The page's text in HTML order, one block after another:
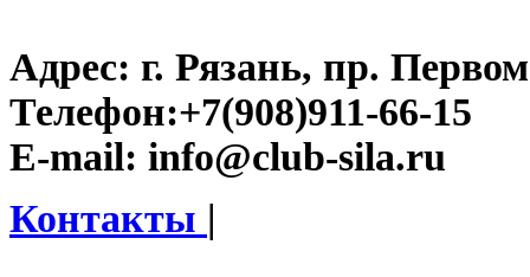
Адрес: г. Рязань, пр.
Телефон:+7(908)911-66-15
E-mail: info@club-sila.ru
Контакты |